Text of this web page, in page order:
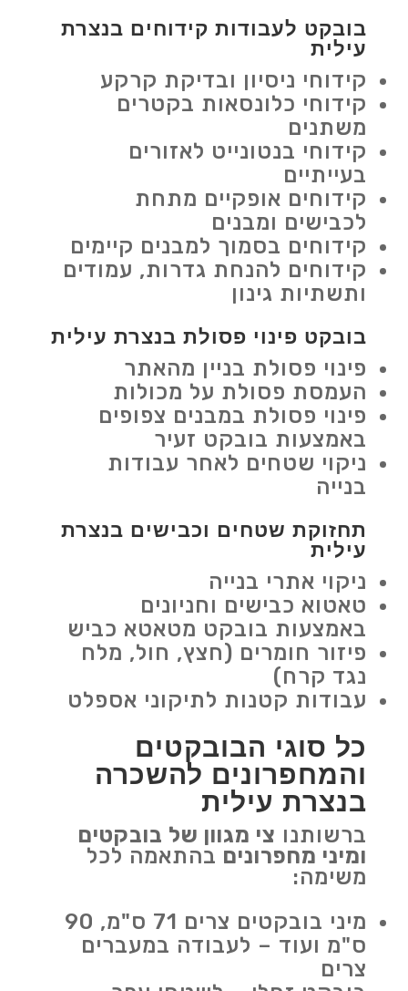
בובקט לעבודות קידוחים בנצרת
עילית
קידוחי ניסיון ובדיקת קרקע
קידוחי כלונסאות בקטרים
משתנים
קידוחי בנטונייט לאזורים
בעייתיים
קידוחים אופקיים מתחת
לכבישים ומבנים
קידוחים בסמוך למבנים קיימים
קידוחים להנחת גדרות, עמודים
ותשתיות גינון
בובקט פינוי פסולת בנצרת עילית
פינוי פסולת בניין מהאתר
העמסת פסולת על מכולות
פינוי פסולת במבנים צפופים
באמצעות בובקט זעיר
ניקוי שטחים לאחר עבודות
בנייה
תחזוקת שטחים וכבישים בנצרת
עילית
ניקוי אתרי בנייה
טאטוא כבישים וחניונים
באמצעות בובקט מטאטא כביש
פיזור חומרים (חצץ, חול, מלח
נגד קרח)
עבודות קטנות לתיקוני אספלט
כל סוגי הבובקטים
והמחפרונים להשכרה
בנצרת עילית
ברשותנו צי מגוון של בובקטים
ומיני מחפרונים בהתאמה לכל
משימה:
מיני בובקטים צרים 71 ס"מ, 90
ס"מ ועוד – לעבודה במעברים
צרים